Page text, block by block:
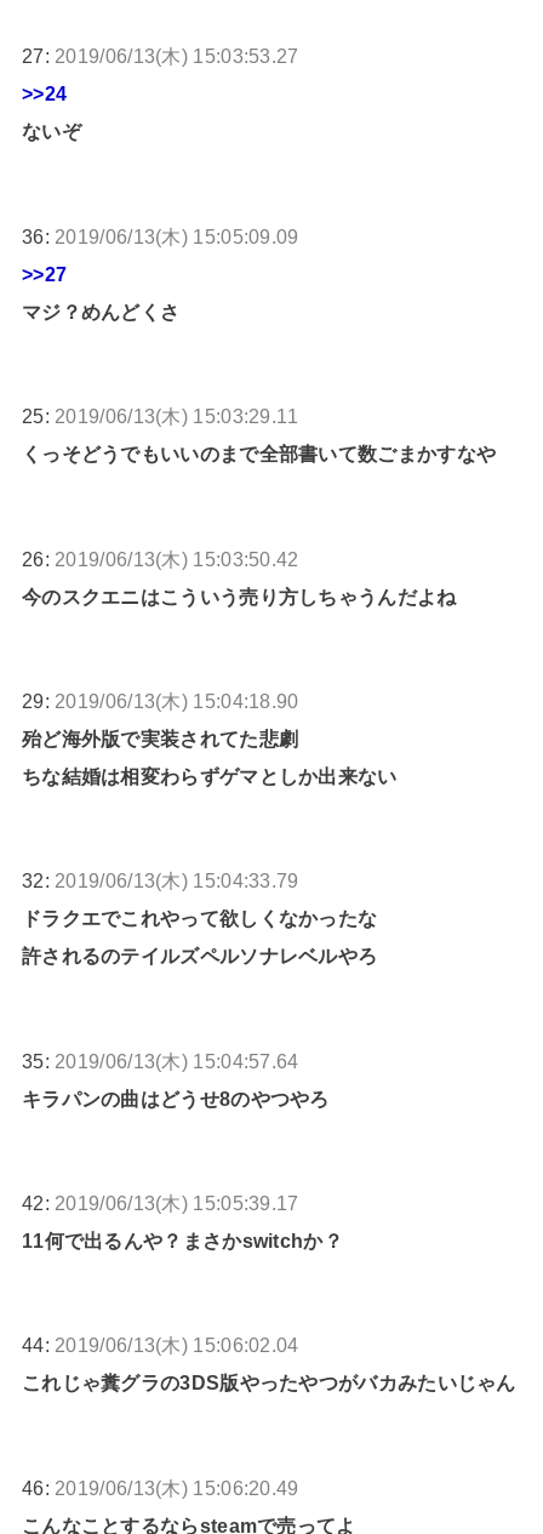
27: 2019/06/13(木) 15:03:53.27
>>24
ないぞ
36: 2019/06/13(木) 15:05:09.09
>>27
マジ？めんどくさ
25: 2019/06/13(木) 15:03:29.11
くっそどうでもいいのまで全部書いて数ごまかすなや
26: 2019/06/13(木) 15:03:50.42
今のスクエニはこういう売り方しちゃうんだよね
29: 2019/06/13(木) 15:04:18.90
殆ど海外版で実装されてた悲劇
ちな結婚は相変わらずゲマとしか出来ない
32: 2019/06/13(木) 15:04:33.79
ドラクエでこれやって欲しくなかったな
許されるのテイルズペルソナレベルやろ
35: 2019/06/13(木) 15:04:57.64
キラパンの曲はどうせ8のやつやろ
42: 2019/06/13(木) 15:05:39.17
11何で出るんや？まさかswitchか？
44: 2019/06/13(木) 15:06:02.04
これじゃ糞グラの3DS版やったやつがバカみたいじゃん
46: 2019/06/13(木) 15:06:20.49
こんなことするならsteamで売ってよ